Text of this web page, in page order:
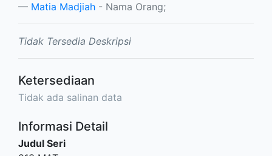
Matia Madjiah - Nama Orang;
Tidak Tersedia Deskripsi
Ketersediaan
Tidak ada salinan data
Informasi Detail
Judul Seri